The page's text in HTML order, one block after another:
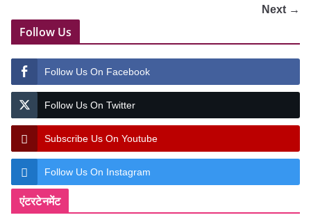
Next →
Follow Us
Follow Us On Facebook
Follow Us On Twitter
Subscribe Us On Youtube
Follow Us On Instagram
एंटरटेनमेंट